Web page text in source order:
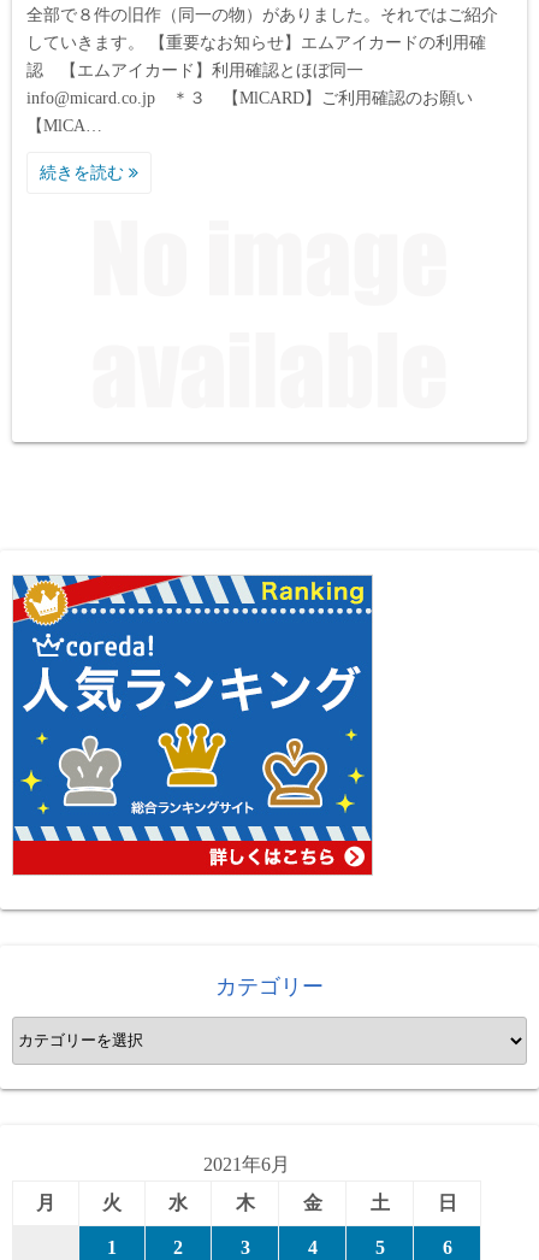
全部で８件の旧作（同一の物）がありました。それではご紹介
していきます。 【重要なお知らせ】エムアイカードの利用確
認 【エムアイカード】利用確認とほぼ同一
info@micard.co.jp ＊３ 【MlCARD】ご利用確認のお願い
【MlCA…
続きを読む
カテゴリー
カ
テ
ゴ
2021年6月
月
火 水 木 金 土 日
1 2 3 4 5 6